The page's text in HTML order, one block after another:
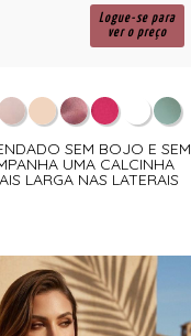
Logue-se para
ver o preço
SEM BOJO E SEM
UMA CALCINHA
LARGA NAS LATERAIS